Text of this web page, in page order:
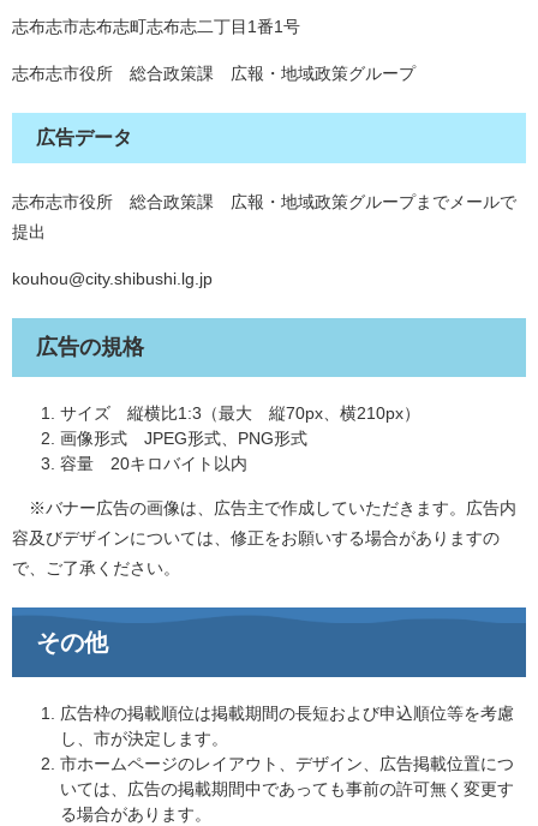
志布志市志布志町志布志二丁目1番1号
志布志市役所 総合政策課 広報・地域政策グループ
広告データ
志布志市役所 総合政策課 広報・地域政策グループまでメールで
提出
kouhou@city.shibushi.lg.jp
広告の規格
サイズ 縦横比1:3（最大 縦70px、横210px）
画像形式 JPEG形式、PNG形式
容量 20キロバイト以内
※バナー広告の画像は、広告主で作成していただきます。広告内
容及びデザインについては、修正をお願いする場合がありますの
で、ご了承ください。
その他
広告枠の掲載順位は掲載期間の長短および申込順位等を考慮
し、市が決定します。
市ホームページのレイアウト、デザイン、広告掲載位置につ
いては、広告の掲載期間中であっても事前の許可無く変更す
る場合があります。